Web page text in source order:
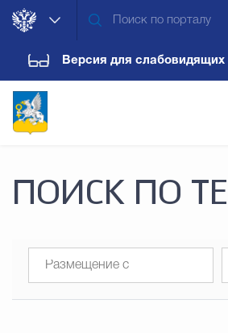
Версия для слабовидящих
ПОИСК ПО